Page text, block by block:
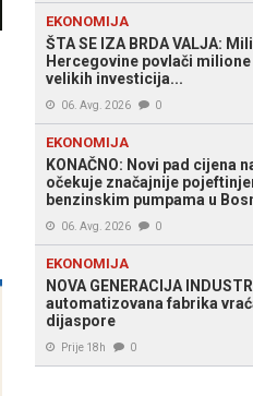
EKONOMIJA
ŠTA SE IZA BRDA VALJA:
Hercegovine povlači
velikih investicija...
06. Avg. 2026 0
EKONOMIJA
KONAČNO: Novi pad cijena
očekuje značajnije
benzinskim pumpama u
06. Avg. 2026 0
EKONOMIJA
NOVA GENERACIJA
automatizovana fabrika
dijaspore
Prije 18h 0